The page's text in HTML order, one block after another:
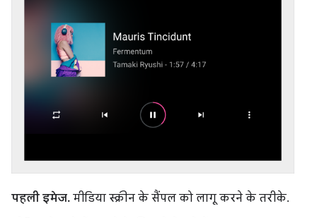
पहली इमेज. मीडिया स्क्रीन के सैंपल को लागू करने के तरीके.